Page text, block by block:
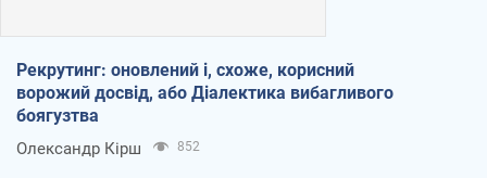
Рекрутинг: оновлений і, схоже, корисний
ворожий досвід, або Діалектика вибагливого
боягузтва
Олександр Кірш 852